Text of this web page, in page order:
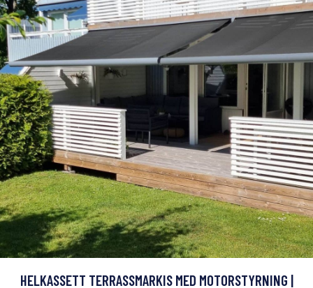
HELKASSETT TERRASSMARKIS MED MOTORSTYRNING |